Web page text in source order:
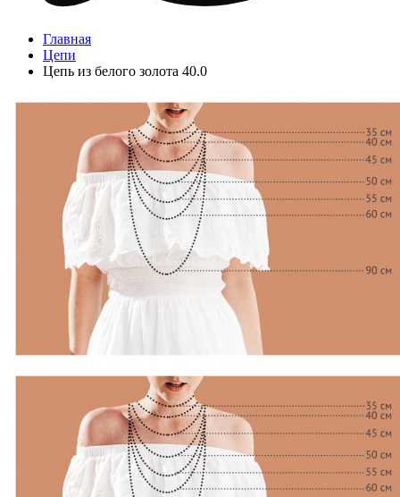
Главная
Цепи
Цепь из белого золота 40.0